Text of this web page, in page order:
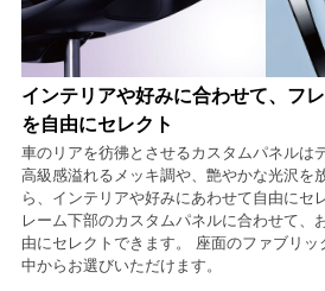
インテリアや好みに合わせて、フ
を自由にセレクト
車のリアを彷彿とさせるカスタムパネルは
高級感溢れるメッキ調や、艶やかな光沢を
ら、インテリアや好みにあわせて自由にセ
レーム下部のカスタムパネルに合わせて、
由にセレクトできます。 座面のファブリ
中からお選びいただけます。